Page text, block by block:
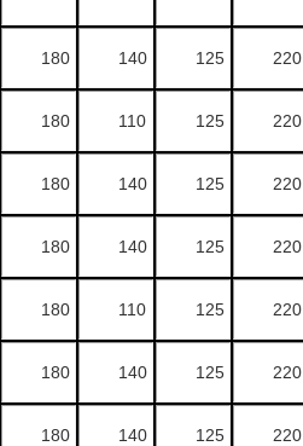
180 140 125 220
180 110 125 220
180 140 125 220
180 140 125 220
180 110 125 220
180 140 125 220
180 140 125 220